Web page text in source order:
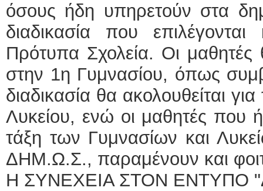
όσους ήδη υπηρετούν στα
διαδικασία που
Πρότυπα Σχολεία. Οι μαθητές
στην 1η Γυμνασίου, όπως
διαδικασία θα ακολουθείται
Λυκείου, ενώ οι μαθητές που
τάξη των Γυμνασίων και
ΔΗΜ.Ω.Σ., παραμένουν και
Η ΣΥΝΕΧΕΙΑ ΣΤΟΝ ΕΝΤΥΠΟ